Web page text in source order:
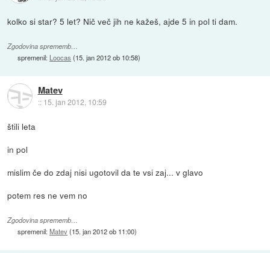
kolko si star? 5 let? Nič več jih ne kažeš, ajde 5 in pol ti dam.
Zgodovina sprememb…
spremenil: Loocas (15. jan 2012 ob 10:58)
Matev
:: 15. jan 2012, 10:59
štili leta
in pol
mislim če do zdaj nisi ugotovil da te vsi zaj... v glavo
potem res ne vem no
Zgodovina sprememb…
spremenil:Matev(15. jan 2012 ob 11:00)